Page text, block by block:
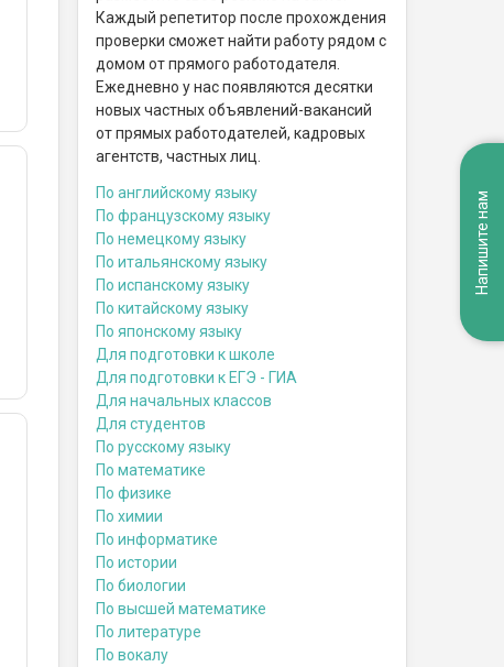
Каждый репетитор после прохождения
проверки сможет найти работу рядом с
домом от прямого работодателя.
Ежедневно у нас появляются десятки
новых частных объявлений-вакансий
от прямых работодателей, кадровых
агентств, частных лиц.
По английскому языку
По французскому языку
По немецкому языку
По итальянскому языку
По испанскому языку
По китайскому языку
По японскому языку
Для подготовки к школе
Для подготовки к ЕГЭ - ГИА
Для начальных классов
Для студентов
По русскому языку
По математике
По физике
По химии
По информатике
По истории
По биологии
По высшей математике
По литературе
По вокалу
Напишите нам